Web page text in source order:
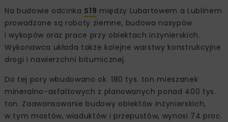
Na budowie odcinka S19 między Lubartowem a Lublinem
prowadzone są roboty ziemne, budowa nasypów
i wykopów oraz prace przy obiektach inżynierskich.
Wykonawca układa także kolejne warstwy konstrukcyjne
drogi i nawierzchni bitumicznej.
Do tej pory wbudowano ok. 180 tys. ton mieszanek
mineralno-asfaltowych z planowanych ponad 400 tys.
ton. Zaawansowanie budowy obiektów inżynierskich,
w tym mostów, wiaduktów i przepustów, wynosi 74 proc.